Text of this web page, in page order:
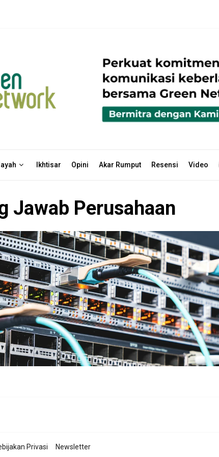
Ikhtisar Opini Akar Rumput Resensi Video
Jawab Perusahaan
Privasi Newsletter